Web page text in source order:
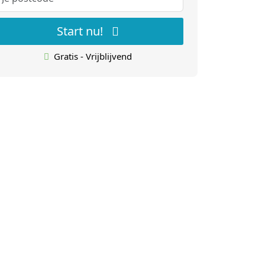
Start nu!
Gratis - Vrijblijvend